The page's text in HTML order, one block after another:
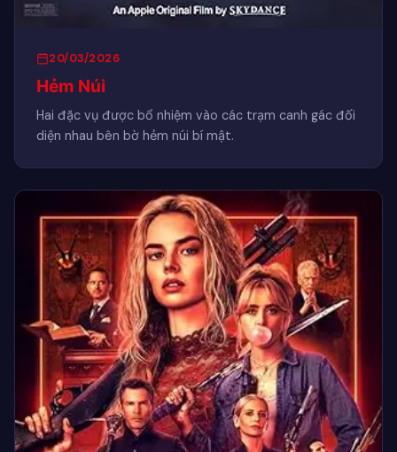
20/03/2026
Hẻm Núi
Hai đặc vụ được bổ nhiệm vào các trạm canh gác đối
diện nhau bên bờ hẻm núi bí mật.